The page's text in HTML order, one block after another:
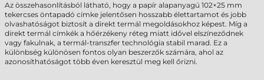
Az összehasonlításból látható, hogy a papír alapanyagú 102×25 mm
tekercses öntapadó címke jelentősen hosszabb élettartamot és jobb
olvashatóságot biztosít a direkt termál megoldásokhoz képest. Míg a
direkt termál címkék a hőérzékeny réteg miatt idővel elszíneződnek
vagy fakulnak, a termál-transzfer technológia stabil marad. Ez a
különbség különösen fontos olyan beszerzők számára, ahol az
azonosíthatóságot több éven keresztül meg kell őrizni.